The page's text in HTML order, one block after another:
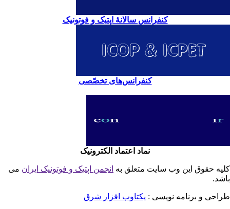
کنفرانس سالانۀ اپتیک و فوتونیک
کنفرانس‌های تخصّصی
نماد اعتماد الکترونیک
حقوق این وب سایت متعلق بهانجمن اپتیک و فوتونیک ایران می
و برنامه نویسی : یکتاوب افزار شرق